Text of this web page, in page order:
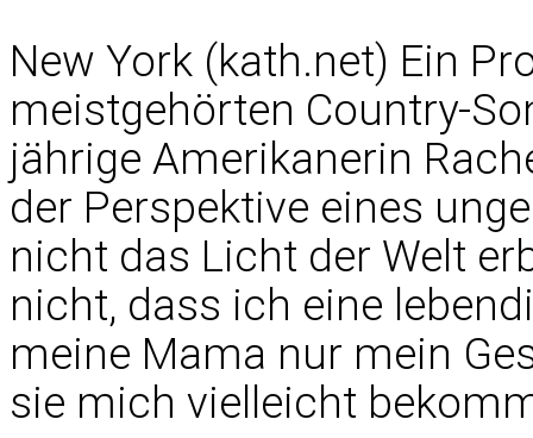
New York (kath.net) Ein
meistgehörten Country-
jährige Amerikanerin
der Perspektive eines
nicht das Licht der Welt
nicht, dass ich eine
meine Mama nur mein
sie mich vielleicht